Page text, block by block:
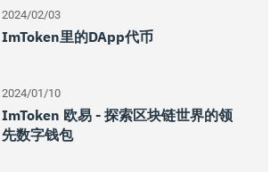
2024/02/03
ImToken里的DApp代币
2024/01/10
ImToken 欧易 - 探索区块链世界的领
先数字钱包